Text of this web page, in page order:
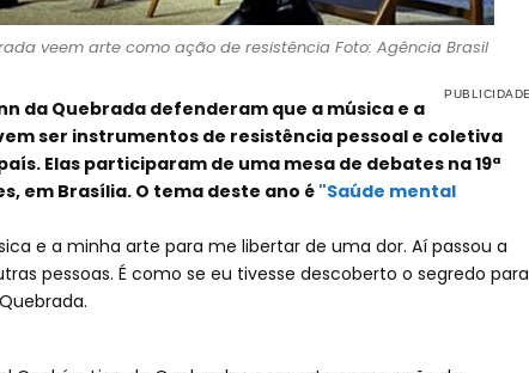
veem arte como ação de resistência Foto: Agência Brasil
da Quebrada defenderam que a música e a
ser instrumentos de resistência pessoal e coletiva
Elas participaram de uma mesa de debates na 19ª
em Brasília. O tema deste ano é "Saúde mental
e a minha arte para me libertar de uma dor. Aí passou a
pessoas. É como se eu tivesse descoberto o segredo para